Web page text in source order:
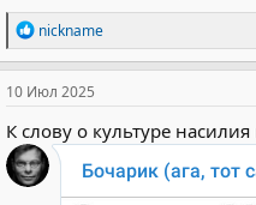
Р
е
а
к
и
и
:
nickname
10 Июл 2025
К слову о культуре насилия